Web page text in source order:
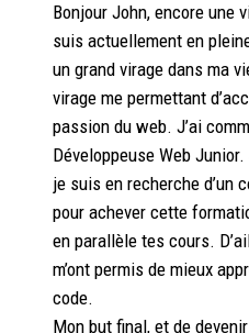
Bonjour John, encore une
suis actuellement en
un grand virage dans ma
virage me permettant
passion du web. J’ai
Développeuse Web
je suis en recherche d’un
pour achever cette
en parallèle tes cours.
m’ont permis de mieux
code.
Mon but final, et de